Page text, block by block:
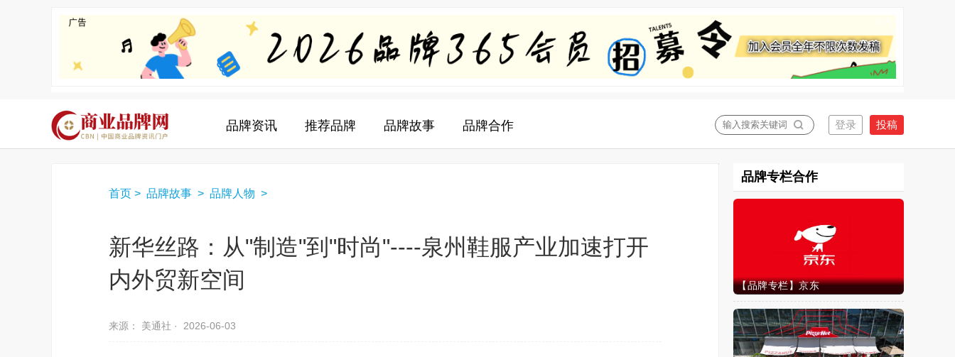
品牌资讯 推荐品牌 品牌故事 品牌合作
首页 > 品牌故事 > 品牌人物 >
新华丝路：从"制造"到"时尚"----泉州鞋服产业加速打开
内外贸新空间
来源： 美通社 · 2026-06-03
品牌专栏合作
【品牌专栏】京东